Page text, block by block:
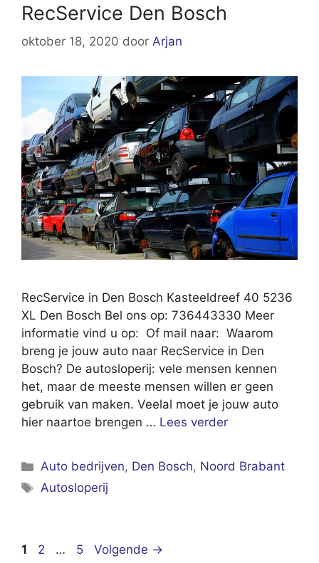
RecService Den Bosch
oktober 18, 2020 door Arjan
RecService in Den Bosch Kasteeldreef 40 5236
XL Den Bosch Bel ons op: 736443330 Meer
informatie vind u op: Of mail naar: Waarom
breng je jouw auto naar RecService in Den
Bosch? De autosloperij: vele mensen kennen
het, maar de meeste mensen willen er geen
gebruik van maken. Veelal moet je jouw auto
hier naartoe brengen … Lees verder
Categorieën
Auto bedrijven, Den Bosch, Noord Brabant
Tags
Autosloperij
Pagina
1 Pagina
2 … Pagina
5 Volgende →